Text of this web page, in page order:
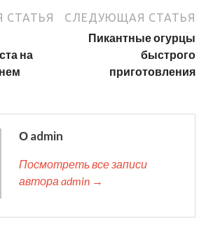
СТАТЬЯ
на
СЛЕДУЮЩАЯ СТАТЬЯ
Пикантные огурцы
быстрого
приготовления
О admin
Посмотреть все записи
автора admin →